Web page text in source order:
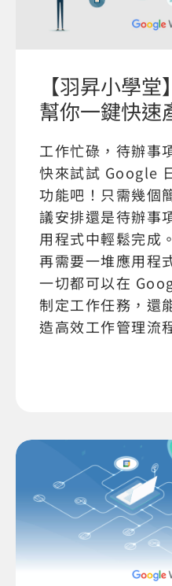
【羽昇小學
幫你一鍵快速
工作忙碌，待辦事
快來試試 Google
功能吧！只需幾個
議安排還是待辦事
用程式中輕鬆完成
再需要一堆應用程
一切都可以在
制定工作任務，還
造高效工作管理流